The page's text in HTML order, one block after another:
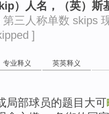
）人名，（英）斯
三人称单数 skips
]
专业释义 英英释义
局部球员的题目大可